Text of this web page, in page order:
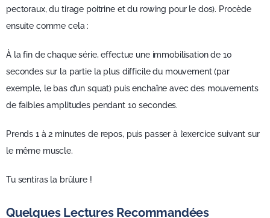
pectoraux, du tirage poitrine et du rowing pour le dos). Procède
ensuite comme cela :
À la fin de chaque série, effectue une immobilisation de 10
secondes sur la partie la plus difficile du mouvement (par
exemple, le bas d’un squat) puis enchaîne avec des mouvements
de faibles amplitudes pendant 10 secondes.
Prends 1 à 2 minutes de repos, puis passer à l’exercice suivant sur
le même muscle.
Tu sentiras la brûlure !
Quelques Lectures Recommandées